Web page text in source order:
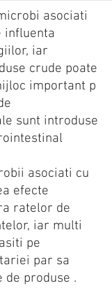
asociati
influenta
iar
crude poate
important p
sunt introduse
asociati cu
efecte
ratelor de
iar multi
pe
par sa
de produse .